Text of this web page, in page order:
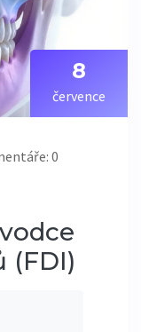
8
července
0
(FDI)